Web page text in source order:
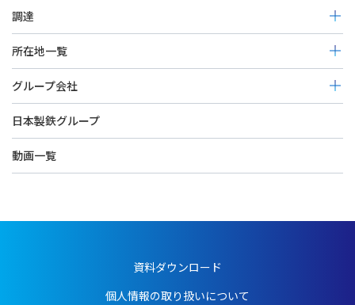
決算公告
免責事項
調達
調達基本方針
活動内容
お取引先の皆様へのお願い
お取引先コンプライアンス相談窓口
所在地一覧
本社
北九州技術センター
技術開発研究所
若松工場
関東支店
グループ会社
日鉄パイプライン＆エンジニアリング株式会社
日鉄環境エネルギーサービス株式会社
日鉄オフショアコンストラクション株式会社
日鉄エコマテリアルズ株式会社
日鉄設備工程（上海）有限公司（NSESH）
PHILIPPINE NSE DESIGN SERVICES, INC.（PNSED）
日本製鉄グループ
動画一覧
資料ダウンロード
個人情報の取り扱いについて